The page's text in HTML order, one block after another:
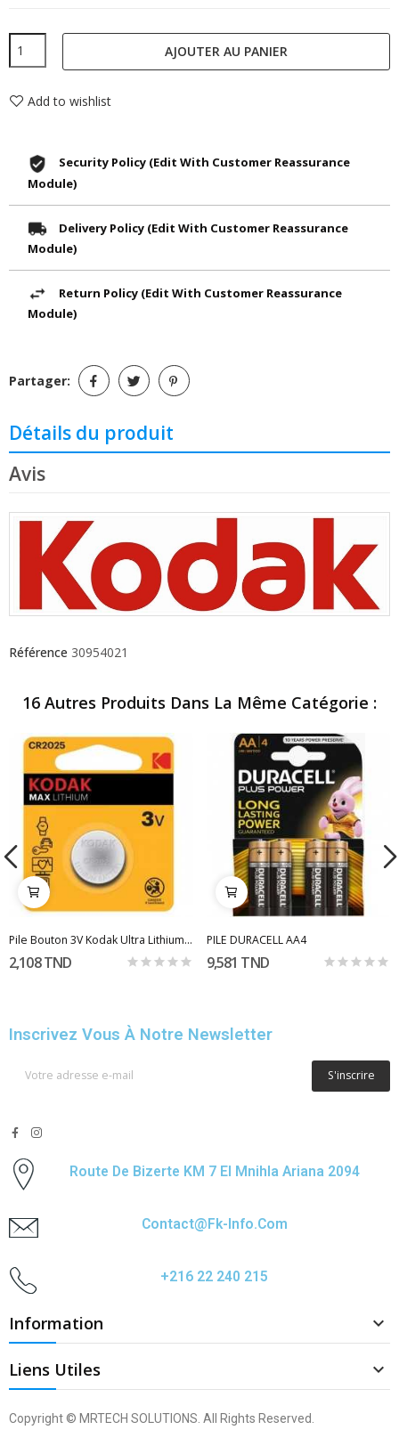
AJOUTER AU PANIER
Add to wishlist
Security Policy (edit With Customer Reassurance
Module)
Delivery Policy (edit With Customer Reassurance
Module)
Return Policy (edit With Customer Reassurance
Module)
Partager:
Détails du produit
Avis
Référence 30954021
16 Autres Produits Dans La Même Catégorie :
Pile Bouton 3V Kodak Ultra Lithium CR2025
2,108 TND
PILE DURACELL AA4
9,581 TND
Inscrivez Vous À Notre Newsletter
S'inscrire
Route De Bizerte KM 7 El Mnihla Ariana 2094
Contact@fk-Info.com
+216 22 240 215
Information 
Liens Utiles 
Copyright © MRTECH SOLUTIONS. All Rights Reserved.